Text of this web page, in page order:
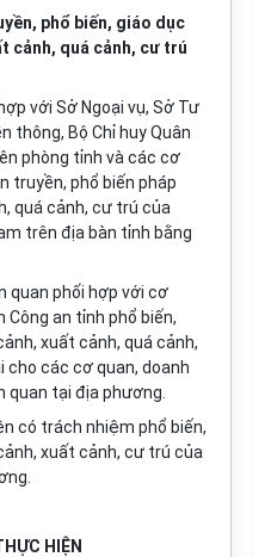
phổ biến, giáo dục
cảnh, quá cảnh, cư trú
với Sở Ngoại vụ, Sở Tư
thông, Bộ Chỉ huy Quân
phòng tỉnh và các cơ
truyền, phổ biến pháp
quá cảnh, cư trú của
trên địa bàn tỉnh bằng
quan phối hợp với cơ
Công an tỉnh phổ biến,
xuất cảnh, quá cảnh,
các cơ quan, doanh
quan tại địa phương.
có trách nhiệm phổ biến,
xuất cảnh, cư trú của
HIỆN